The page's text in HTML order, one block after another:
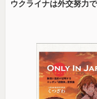
ウクライナは外交努力